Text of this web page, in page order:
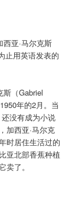
西亚·马尔克斯
止用英语发表的
斯（Gabriel
年的2月。当
没有成为小说
加西亚·马尔克
时居住生活过的
亚北部香蕉种植
了。